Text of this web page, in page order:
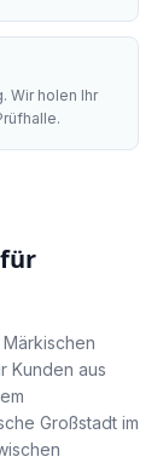
Wir holen Ihr
Kunden aus
Großstadt im